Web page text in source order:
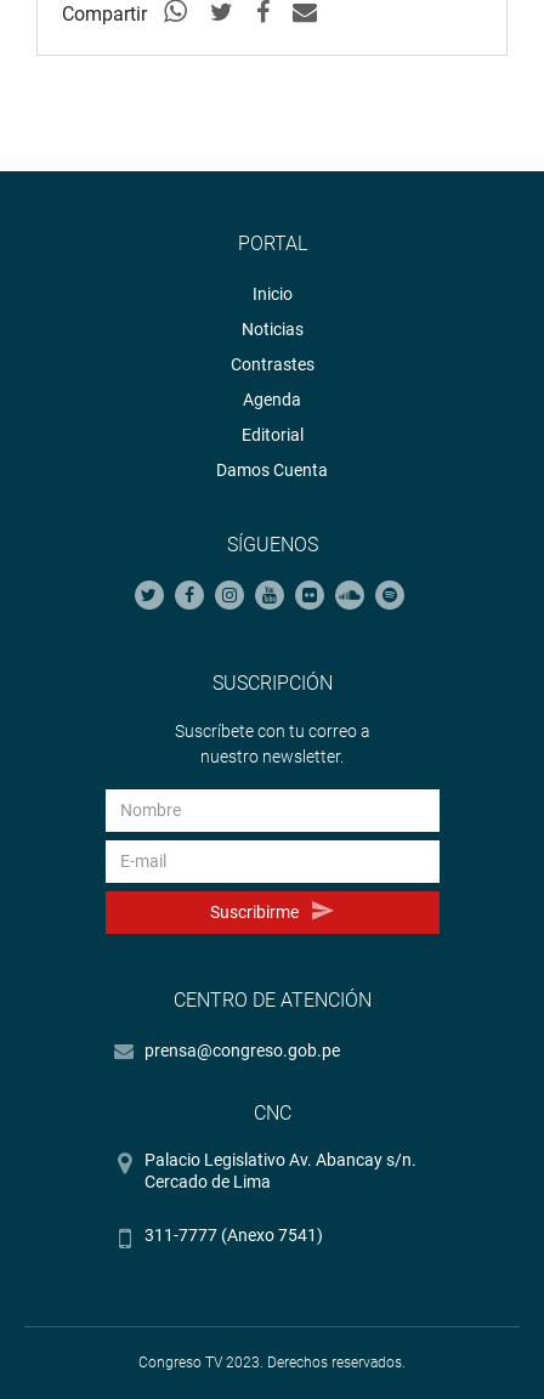
Compartir
PORTAL
Inicio
Noticias
Contrastes
Agenda
Editorial
Damos Cuenta
SÍGUENOS
SUSCRIPCIÓN
Suscríbete con tu correo a
nuestro newsletter.
Suscribirme
CENTRO DE ATENCIÓN
prensa@congreso.gob.pe
CNC
Palacio Legislativo Av. Abancay s/n.
Cercado de Lima
311-7777 (Anexo 7541)
Congreso TV 2023. Derechos reservados.